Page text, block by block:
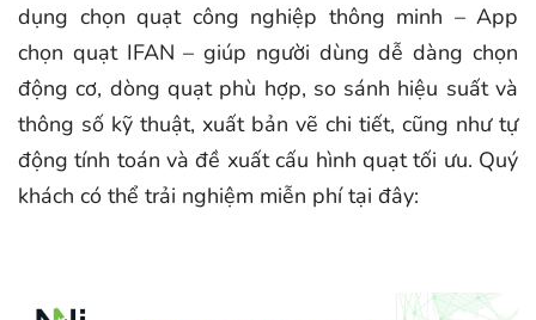
dụng chọn quạt công nghiệp thông minh – App
chọn quạt IFAN – giúp người dùng dễ dàng chọn
động cơ, dòng quạt phù hợp, so sánh hiệu suất và
thông số kỹ thuật, xuất bản vẽ chi tiết, cũng như tự
động tính toán và đề xuất cấu hình quạt tối ưu. Quý
khách có thể trải nghiệm miễn phí tại đây: